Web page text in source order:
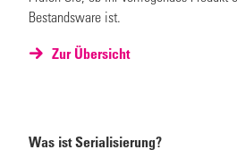
Bestandsware ist.
Zur Übersicht
Was ist Serialisierung?